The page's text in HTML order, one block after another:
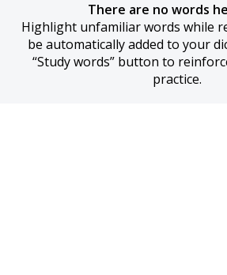
There are no words
Highlight unfamiliar words while
be automatically added to your
“Study words” button to
practice.